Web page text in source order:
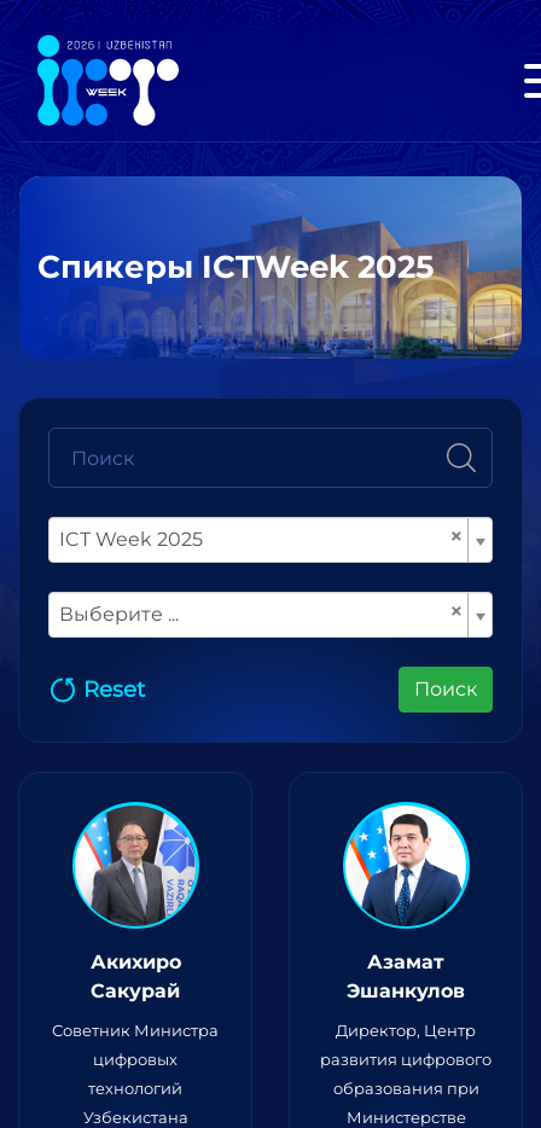
Спикеры ICTWeek 2025
×
ICT Week 2025
×
Выберите ...
Reset Поиск
Акихиро
Сакурай
Советник Министра
цифровых
технологий
Узбекистана
Азамат
Эшанкулов
Директор, Центр
развития цифрового
образования при
Министерстве